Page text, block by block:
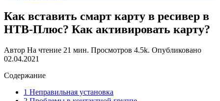
Как вставить смарт карту в ресивер в
НТВ-Плюс? Как активировать карту?
Автор На чтение 21 мин. Просмотров 4.5k. Опубликовано
02.04.2021
Содержание
1 Неправильная установка